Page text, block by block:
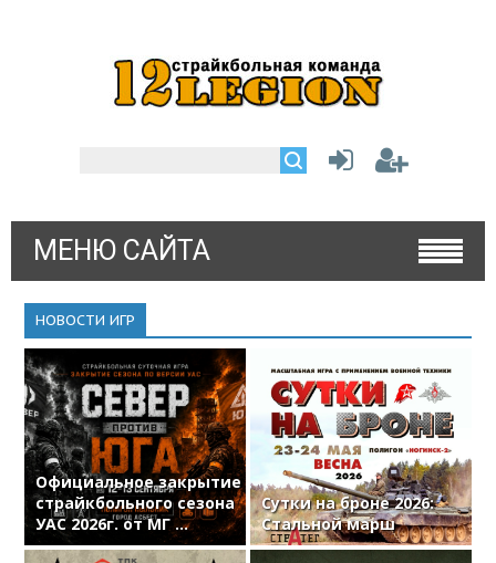
МЕНЮ САЙТА
НОВОСТИ ИГР
Официальное закрытие
страйкбольного сезона
УАС 2026г. от МГ ...
Сутки на броне 2026:
Стальной марш